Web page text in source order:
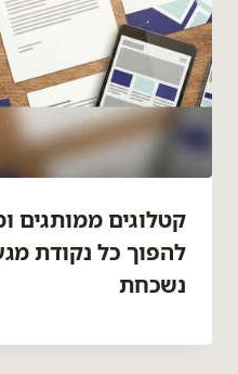
קטלוגים ממותגים
להפוך כל נקודת
נשכחת